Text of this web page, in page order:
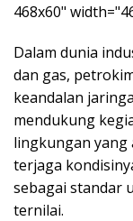
468x60"
Dalam dunia
dan gas,
keandalan
mendukung
lingkungan yang
terjaga
sebagai standar
ternilai.